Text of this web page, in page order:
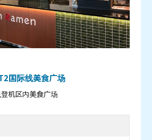
国际线美食广场
机区内美食广场